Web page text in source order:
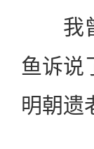
我曾
鱼诉说
明朝遗